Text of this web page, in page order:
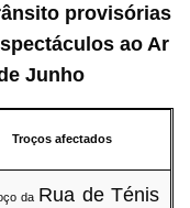
provisórias
ao Ar
Junho
Troços afectados
da Rua de Ténis